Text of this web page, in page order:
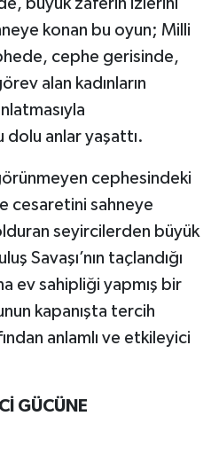
konan bu oyun; Milli
cephe gerisinde,
alan kadınların
dolu anlar yaşattı.
görünmeyen cephesindeki
cesaretini sahneye
seyircilerden büyük
Savaşı’nın taçlandığı
ev sahipliği yapmış bir
kapanışta tercih
anlamlı ve etkileyici
GÜCÜNE